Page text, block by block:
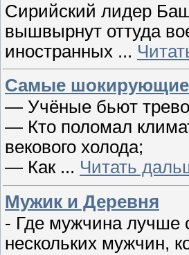
Сирийский лидер
вышвырнут оттуда
иностранных ...
Самые шокирующие
— Учёные бьют
— Кто поломал
векового холода;
— Как ... Читать
Мужик и Деревня
- Где мужчина лучше
нескольких мужчин,